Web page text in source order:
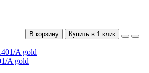
В корзину Купить в 1 клик
A gold